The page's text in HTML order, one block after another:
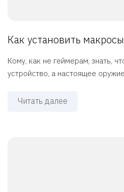
Как установить
Кому, как не геймерам, знать,
устройство, а настоящее
Читать далее